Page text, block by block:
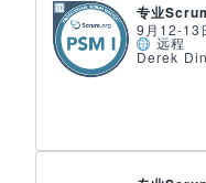
专业
9月12-13
远程
Derek